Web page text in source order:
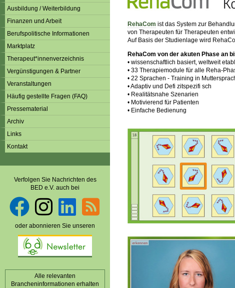
Ausbildung / Weiterbildung
Finanzen und Arbeit
Berufspolitische Informationen
Marktplatz
Therapeut*innenverzeichnis
Vergünstigungen & Partner
Veranstaltungen
Häufig gestellte Fragen (FAQ)
Pressematerial
Archiv
Links
Kontakt
Verfolgen Sie Nachrichten des
BED e.V. auch bei
oder abonnieren Sie unseren
Alle relevanten
Brancheninformationen erhalten
RehaCom ist das System zur
von Therapeuten für Therapeuten
Auf Basis der Studienlage wird
RehaCom von der akuten Phase an
• wissenschaftlich basiert, weltweit
• 33 Therapiemodule für alle Reha-
• 22 Sprachen - Training in
• Adaptiv und Defi zitspezifi sch
• Realitätsnahe Szenarien
• Motivierend für Patienten
• Einfache Bedienung